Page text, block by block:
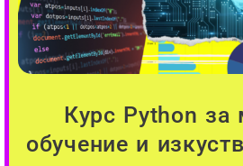
Курс Python
обучение и